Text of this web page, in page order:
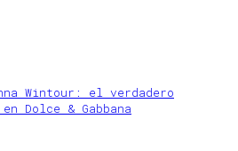
Wintour: el verdadero
Dolce & Gabbana